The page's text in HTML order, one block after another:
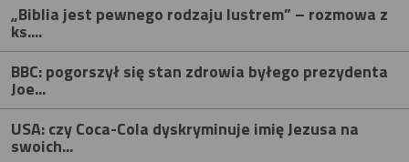
„Biblia jest pewnego rodzaju lustrem” – rozmowa z
ks....
BBC: pogorszył się stan zdrowia byłego prezydenta
Joe...
USA: czy Coca-Cola dyskryminuje imię Jezusa na
swoich...